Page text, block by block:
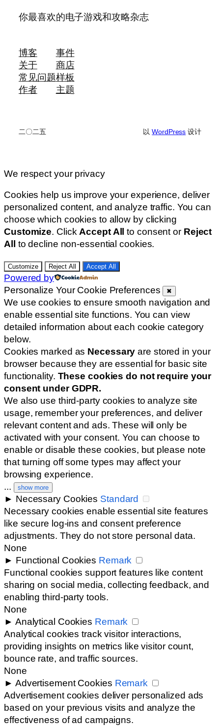
你最喜欢的电子游戏和攻略杂志
博客
关于
常见问题
作者
事件
商店
样板
主题
二〇二五 以WordPress 设计
We respect your privacy
Cookies help us improve your experience, deliver
personalized content, and analyze traffic. You can
choose which cookies to allow by clicking
Customize. ClickAccept All to consent or Reject
All
to decline non-essential cookies.
Customize Reject All Accept All
Powered by
Personalize Your Cookie Preferences
✖
We use cookies to ensure smooth navigation and
enable essential site functions. You can view
detailed information about each cookie category
below.
Cookies marked as Necessary are stored in your
browser because they are essential for basic site
functionality. These cookies do not require your
consent under GDPR.
We also use third-party cookies to analyze site
usage, remember your preferences, and deliver
relevant content and ads. These will only be
activated with your consent. You can choose to
enable or disable these cookies, but please note
that turning off some types may affect your
browsing experience.
...
show more
► Necessary Cookies Standard
Necessary cookies enable essential site features
like secure log-ins and consent preference
adjustments. They do not store personal data.
None
► Functional Cookies Remark
Functional cookies support features like content
sharing on social media, collecting feedback, and
enabling third-party tools.
None
► Analytical Cookies Remark
Analytical cookies track visitor interactions,
providing insights on metrics like visitor count,
bounce rate, and traffic sources.
None
► Advertisement Cookies Remark
Advertisement cookies deliver personalized ads
based on your previous visits and analyze the
effectiveness of ad campaigns.